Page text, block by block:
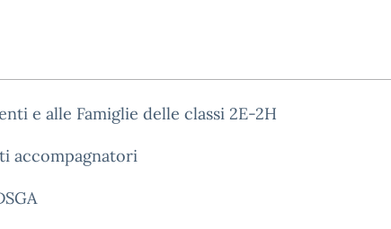
e alle Famiglie delle classi 2E-2H
accompagnatori